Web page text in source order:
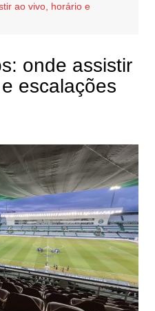
ao vivo, horário e
onde assistir
escalações